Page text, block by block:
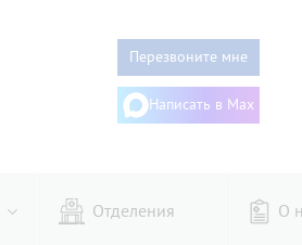
Перезвоните мне
Написать в Max
Отделения О